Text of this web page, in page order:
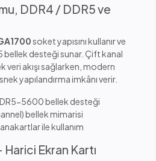
DDR4 / DDR5 ve
soket yapısını kullanır ve
bellek desteği sunar. Çift kanal
veri akışı sağlarken, modern
yapılandırma imkânı verir.
5600 bellek desteği
bellek mimarisi
ile kullanım
Harici Ekran Kartı